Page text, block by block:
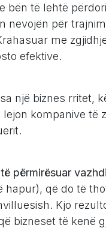
bën të lehtë
nevojën për
me
efektive.
një biznes rritet,
lejon kompanive
përmirësuar
hapur), që do të
Kjo
bizneset të kenë